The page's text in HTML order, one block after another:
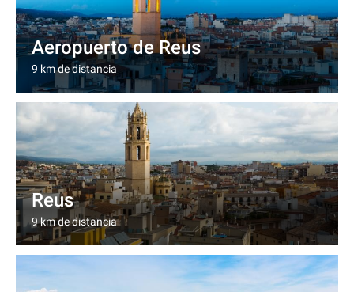
Aeropuerto de Reus
9 km de distancia
Reus
9 km de distancia